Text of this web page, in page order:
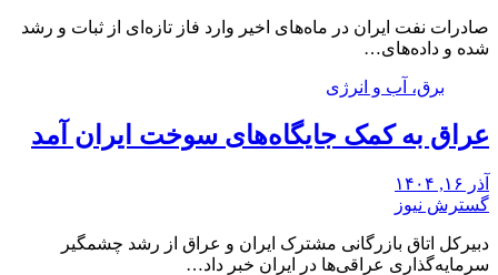
صادرات نفت ایران در ماه‌های اخیر وارد فاز تازه‌ای از ثبات و رشد
شده و داده‌های…
برق، آب و انرژی
عراق به کمک جایگاه‌های سوخت ایران آمد
آذر ۱۶, ۱۴۰۴
گسترش نیوز
دبیرکل اتاق بازرگانی مشترک ایران و عراق از رشد چشمگیر
سرمایه‌گذاری عراقی‌ها در ایران خبر داد…